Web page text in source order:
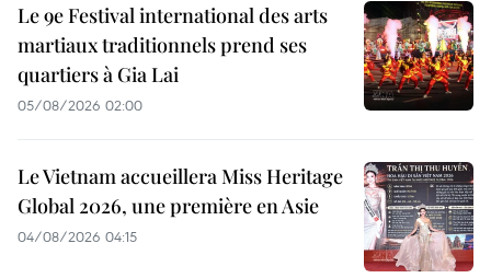
Le 9e Festival international des arts
martiaux traditionnels prend ses
quartiers à Gia Lai
05/08/2026 02:00
Le Vietnam accueillera Miss Heritage
Global 2026, une première en Asie
04/08/2026 04:15